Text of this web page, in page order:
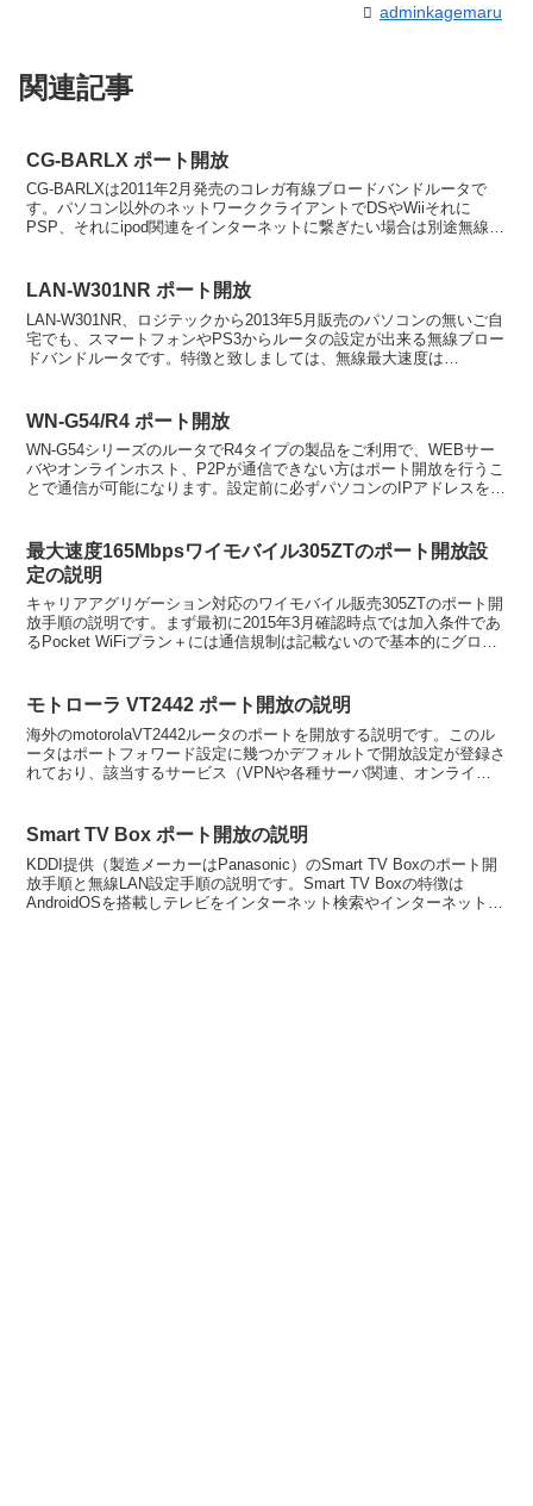
adminkagemaru
関連記事
CG-BARLX ポート開放
CG-BARLXは2011年2月発売のコレガ有線ブロードバンドルータで
す。パソコン以外のネットワーククライアントでDSやWiiそれに
PSP、それにipod関連をインターネットに繋ぎたい場合は別途無線親
LAN-W301NR ポート開放
LAN-W301NR、ロジテックから2013年5月販売のパソコンの無いご自
宅でも、スマートフォンやPS3からルータの設定が出来る無線ブロー
ドバンドルータです。特徴と致しましては、無線最大速度は
WN-G54/R4 ポート開放
WN-G54シリーズのルータでR4タイプの製品をご利用で、WEBサー
バやオンラインホスト、P2Pが通信できない方はポート開放を行うこ
とで通信が可能になります。設定前に必ずパソコンのIPアドレスを固
最大速度165Mbpsワイモバイル305ZTのポート開放設
定の説明
キャリアアグリゲーション対応のワイモバイル販売305ZTのポート開
放手順の説明です。まず最初に2015年3月確認時点では加入条件であ
るPocket WiFiプラン＋には通信規制は記載ないので基本的にグロー
モトローラ VT2442 ポート開放の説明
海外のmotorolaVT2442ルータのポートを開放する説明です。このル
ータはポートフォワード設定に幾つかデフォルトで開放設定が登録さ
れており、該当するサービス（VPNや各種サーバ関連、オンライン
Smart TV Box ポート開放の説明
KDDI提供（製造メーカーはPanasonic）のSmart TV Boxのポート開
放手順と無線LAN設定手順の説明です。Smart TV Boxの特徴は
AndroidOSを搭載しテレビをインターネット検索やインターネット上